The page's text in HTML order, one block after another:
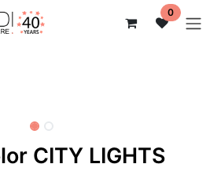
0
Niet op voorraad
CITY LIGHTS